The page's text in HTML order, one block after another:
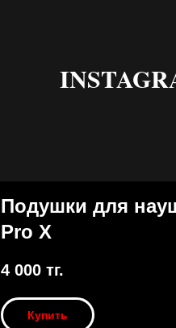
Подушки для
Pro X
4 000 тг.
Купить